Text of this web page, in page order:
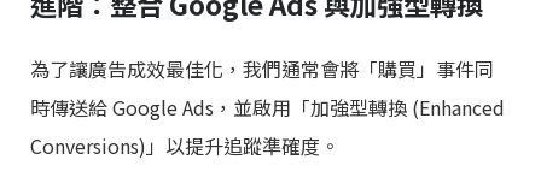
為了讓廣告成效最佳化，我們通常會將「購買」事件同
時傳送給 Google Ads，並啟用「加強型轉換 (Enhanced
Conversions)」以提升追蹤準確度。